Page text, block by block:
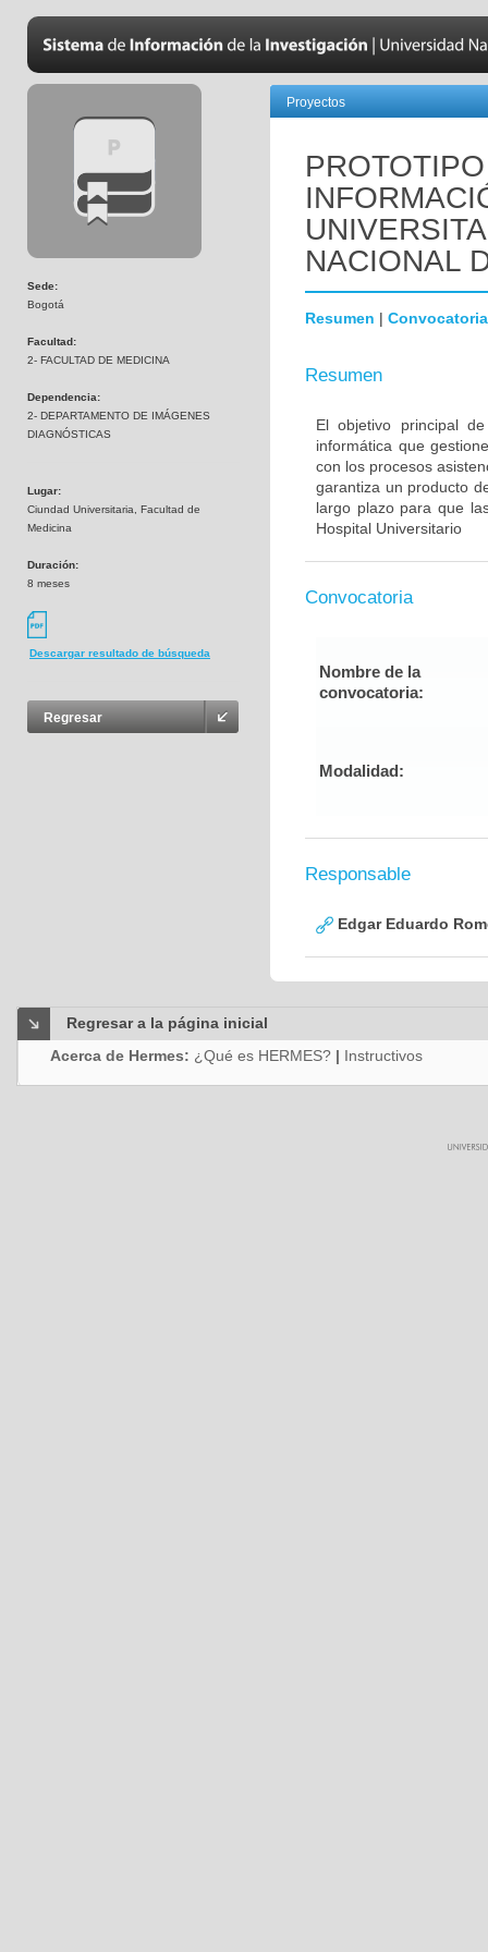
Sede:
Bogotá
Facultad:
2- FACULTAD DE MEDICINA
Dependencia:
2- DEPARTAMENTO DE IMÁGENES
DIAGNÓSTICAS
Lugar:
Ciundad Universitaria, Facultad de
Medicina
Duración:
8 meses
Descargar resultado de búsqueda
Regresar
Proyectos
NACIONAL
Resumen | Convocatoria
Resumen
El objetivo principal
informática que
con los procesos
garantiza un producto
largo plazo para que
Hospital Universitario
Convocatoria
Nombre de la
convocatoria:
Modalidad:
Responsable
Edgar Eduardo
Regresar a la página inicial
Acerca de Hermes: ¿Qué es HERMES? | Instructivos